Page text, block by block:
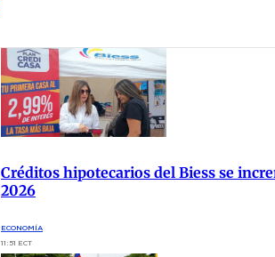
Créditos hipotecarios del Biess se
2026
ECONOMÍA
11:51 ECT